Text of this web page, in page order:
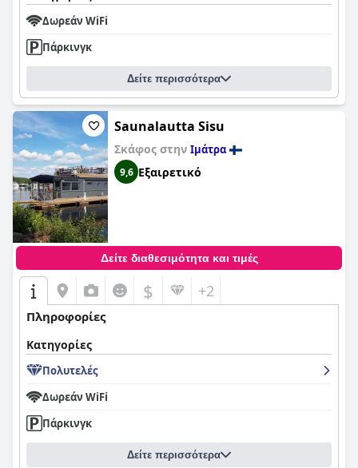
Δωρεάν WiFi
Πάρκινγκ
Δείτε περισσότερα
Saunalautta Sisu
Σκάφος στην Ιμάτρα
9,6 Εξαιρετικό
Δείτε διαθεσιμότητα και τιμές
$ +2
Πληροφορίες
Κατηγορίες
Πολυτελές
Δωρεάν WiFi
Πάρκινγκ
Δείτε περισσότερα